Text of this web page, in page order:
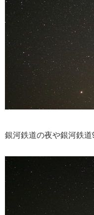
銀河鉄道の夜や銀河鉄